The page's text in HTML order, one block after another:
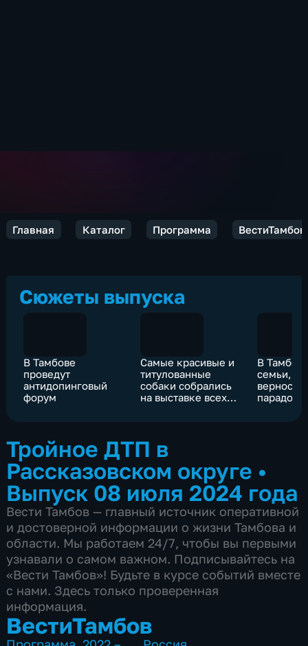
Главная Каталог Программа ВестиТамбов
Сюжеты выпуска
В Тамбове
проведут
антидопинговый
форум
Самые красивые и
титулованные
собаки собрались
на выставке всех
В
семьи,
верности
парадом
Тройное ДТП в
Рассказовском округе •
Выпуск 08 июля 2024 года
Вести Тамбов — главный источник оперативной
и достоверной информации о жизни Тамбова и
области. Мы работаем 24/7, чтобы вы первыми
узнавали о самом важном. Подписывайтесь на
«Вести Тамбов»! Будьте в курсе событий вместе
с нами. Здесь только проверенная
информация.
ВестиТамбов